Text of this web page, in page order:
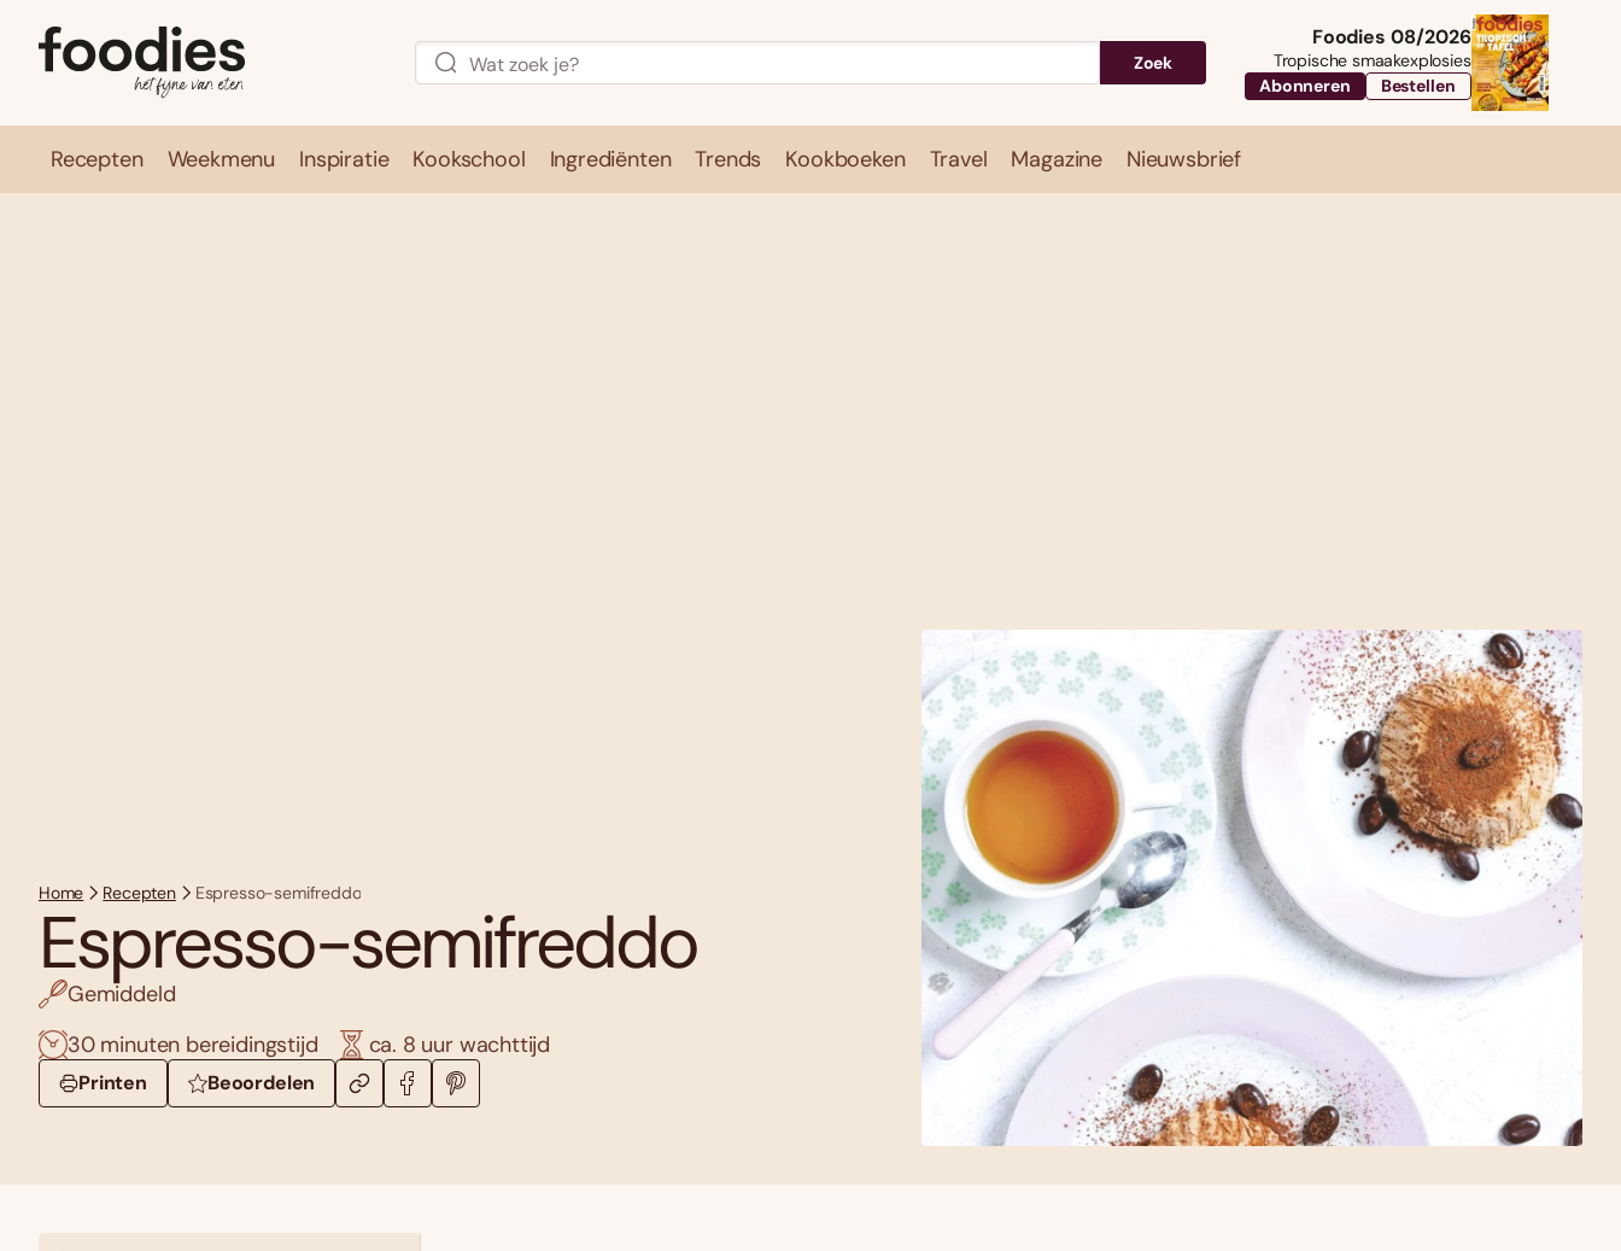
Zoek
Foodies 08/2026
Tropische smaakexplosies
Abonneren
Bestellen
Recepten Weekmenu Inspiratie Kookschool Ingrediënten Trends Kookboeken Travel Magazine Nieuwsbrief
Home Recepten Espresso-semifreddo
Espresso-semifreddo
Gemiddeld
30 minuten bereidingstijd
ca. 8 uur wachttijd
Printen Beoordelen